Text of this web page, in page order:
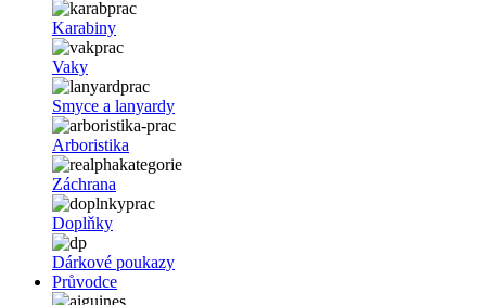
Karabiny
Vaky
Smyce a lanyardy
Arboristika
Záchrana
Doplňky
Dárkové poukazy
Průvodce